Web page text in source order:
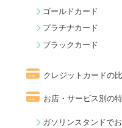
ゴールドカード
プラチナカード
ブラックカード
クレジットカードの
お店・サービス別の
ガソリンスタンドで